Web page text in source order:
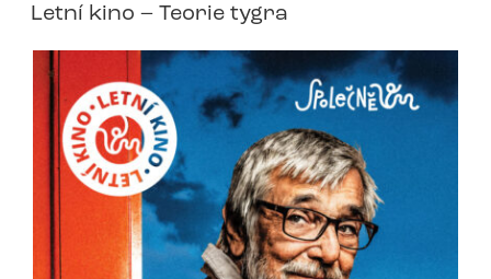
Letní kino – Teorie tygra